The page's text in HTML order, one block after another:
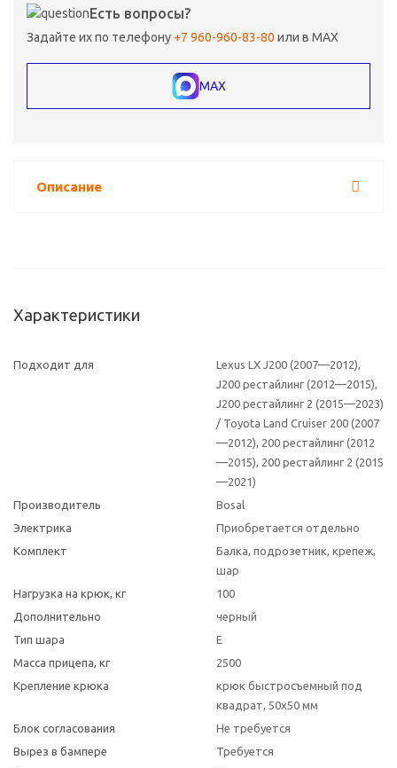
Есть вопросы?
Задайте их по телефону +7 960-960-83-80 или в MAX
MAX
Описание
Характеристики
Подходит для
Lexus LX J200 (2007—2012),
J200 рестайлинг (2012—2015),
J200 рестайлинг 2 (2015—2023)
/ Toyota Land Cruiser 200 (2007
—2012), 200 рестайлинг (2012
—2015), 200 рестайлинг 2 (2015
—2021)
Производитель
Bosal
Электрика
Приобретается отдельно
Комплект
Балка, подрозетник, крепеж,
шар
Нагрузка на крюк, кг
100
Дополнительно
черный
Тип шара
E
Масса прицепа, кг
2500
Крепление крюка
крюк быстросъемный под
квадрат, 50х50 мм
Блок согласования
Не требуется
Вырез в бампере
Требуется